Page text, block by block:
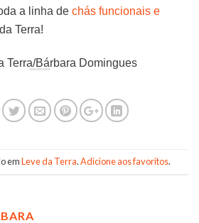
a linha de chás funcionais e
Terra!
Terra/Bárbara Domingues
emLeve da Terra.Adicione aos favoritos.